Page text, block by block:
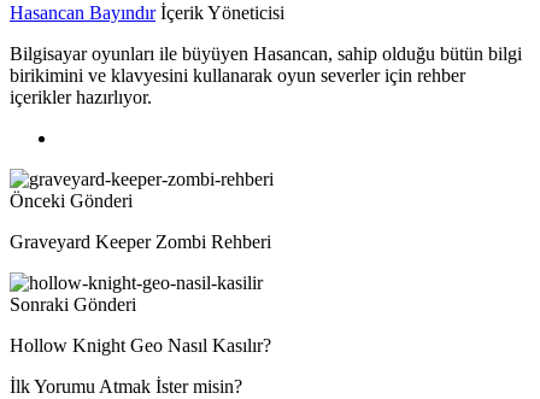
Hasancan Bayındır İçerik Yöneticisi
Bilgisayar oyunları ile büyüyen Hasancan, sahip olduğu bütün bilgi
birikimini ve klavyesini kullanarak oyun severler için rehber
içerikler hazırlıyor.
Önceki Gönderi
Graveyard Keeper Zombi Rehberi
Sonraki Gönderi
Hollow Knight Geo Nasıl Kasılır?
İlk Yorumu Atmak İster misin?